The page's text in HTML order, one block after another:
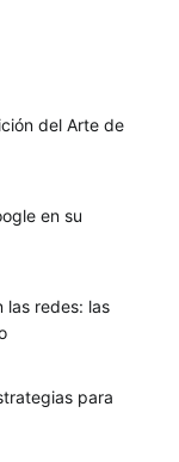
del Arte de
en su
las redes: las
para